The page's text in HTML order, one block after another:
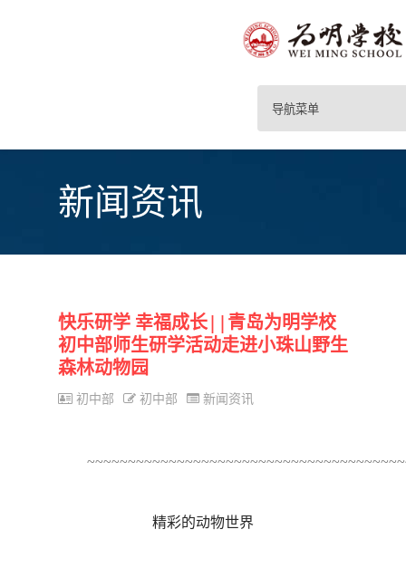
导航菜单
新闻资讯
快乐研学 幸福成长||青岛为明学校
初中部师生研学活动走进小珠山野生
森林动物园
初中部 初中部 新闻资讯
精彩的动物世界